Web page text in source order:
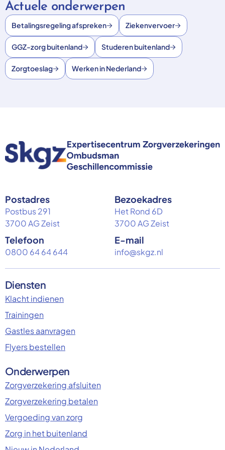
Actuele onderwerpen
Betalingsregeling afspreken Ziekenvervoer
GGZ-zorg buitenland Studeren buitenland
Zorgtoeslag Werken in Nederland
Postadres
Postbus 291
3700 AG Zeist
Bezoekadres
Het Rond 6D
3700 AG Zeist
Telefoon
0800 64 64 644
E-mail
info@skgz.nl
Diensten
Klacht indienen
Trainingen
Gastles aanvragen
Flyers bestellen
Onderwerpen
Zorgverzekering afsluiten
Zorgverzekering betalen
Vergoeding van zorg
Zorg in het buitenland